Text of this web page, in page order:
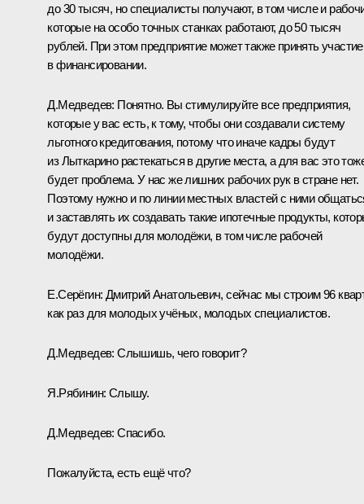
до 30 тысяч, но специалисты получают, в том числе и
которые на особо точных станках работают, до 50 тысяч
рублей. При этом предприятие может также принять участие
в финансировании.
Д.Медведев: Понятно. Вы стимулируйте все предприятия,
которые у вас есть, к тому, чтобы они создавали систему
льготного кредитования, потому что иначе кадры будут
из Лыткарино растекаться в другие места, а для вас это
будет проблема. У нас же лишних рабочих рук в стране нет.
Поэтому нужно и по линии местных властей с ними
и заставлять их создавать такие ипотечные продукты,
будут доступны для молодёжи, в том числе рабочей
молодёжи.
Е.Серёгин: Дмитрий Анатольевич, сейчас мы строим 96
как раз для молодых учёных, молодых специалистов.
Д.Медведев:Слышишь, чего говорит?
Я.Рябинин: Слышу.
Д.Медведев:Спасибо.
Пожалуйста, есть ещё что?